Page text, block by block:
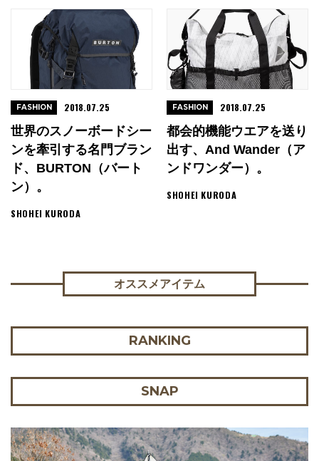
世界のスノーボードシー
ンを牽引する名門ブラン
ド、BURTON（バート
ン）。
SHOHEI KURODA
FASHION 2018.07.25
都会的機能ウエアを送り
出す、and Wander（ア
ンドワンダー）。
SHOHEI KURODA
FASHION 2018.07.25
オススメアイテム
RANKING
SNAP